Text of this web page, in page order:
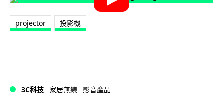
projector 投影機
3C科技 家居無線 影音產品